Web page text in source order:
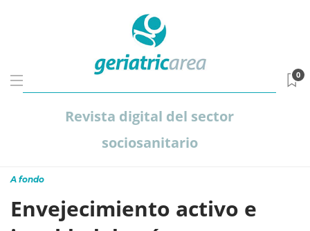
Revista digital del sector
sociosanitario
0
A fondo
Envejecimiento activo e